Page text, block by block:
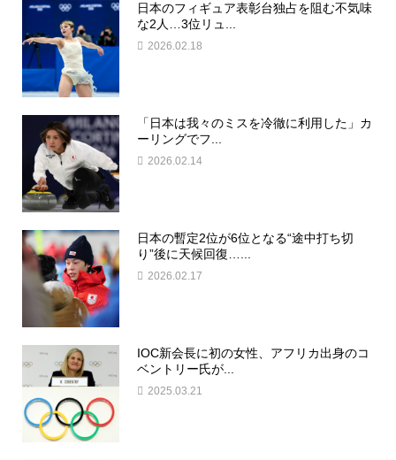
日本のフィギュア表彰台独占を阻む不気味
な2人…3位リュ...
2026.02.18
「日本は我々のミスを冷徹に利用した」カ
ーリングでフ...
2026.02.14
日本の暫定2位が6位となる“途中打ち切
り”後に天候回復…...
2026.02.17
IOC新会長に初の女性、アフリカ出身のコ
ベントリー氏が...
2025.03.21